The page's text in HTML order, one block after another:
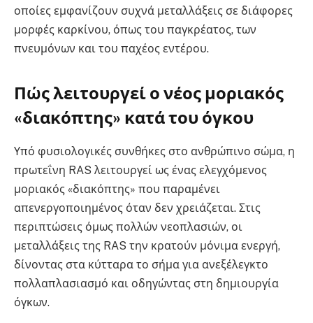
οποίες εμφανίζουν συχνά μεταλλάξεις σε διάφορες
μορφές καρκίνου, όπως του παγκρέατος, των
πνευμόνων και του παχέος εντέρου.
Πώς λειτουργεί ο νέος μοριακός
«διακόπτης» κατά του όγκου
Υπό φυσιολογικές συνθήκες στο ανθρώπινο σώμα, η
πρωτεΐνη RAS λειτουργεί ως ένας ελεγχόμενος
μοριακός «διακόπτης» που παραμένει
απενεργοποιημένος όταν δεν χρειάζεται. Στις
περιπτώσεις όμως πολλών νεοπλασιών, οι
μεταλλάξεις της RAS την κρατούν μόνιμα ενεργή,
δίνοντας στα κύτταρα το σήμα για ανεξέλεγκτο
πολλαπλασιασμό και οδηγώντας στη δημιουργία
όγκων.